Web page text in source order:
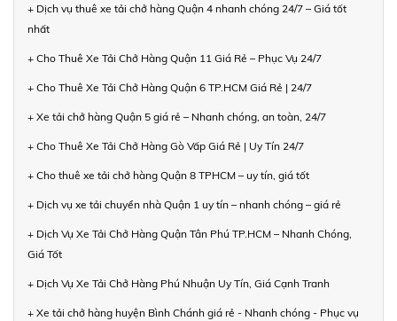
+ Dịch vụ thuê xe tải chở hàng Quận 4 nhanh chóng 24/7 – Giá tốt
nhất
+ Cho Thuê Xe Tải Chở Hàng Quận 11 Giá Rẻ – Phục Vụ 24/7
+ Cho Thuê Xe Tải Chở Hàng Quận 6 TP.HCM Giá Rẻ | 24/7
+ Xe tải chở hàng Quận 5 giá rẻ – Nhanh chóng, an toàn, 24/7
+ Cho Thuê Xe Tải Chở Hàng Gò Vấp Giá Rẻ | Uy Tín 24/7
+ Cho thuê xe tải chở hàng Quận 8 TPHCM – uy tín, giá tốt
+ Dịch vụ xe tải chuyển nhà Quận 1 uy tín – nhanh chóng – giá rẻ
+ Dịch Vụ Xe Tải Chở Hàng Quận Tân Phú TP.HCM – Nhanh Chóng,
Giá Tốt
+ Dịch Vụ Xe Tải Chở Hàng Phú Nhuận Uy Tín, Giá Cạnh Tranh
+ Xe tải chở hàng huyện Bình Chánh giá rẻ - Nhanh chóng - Phục vụ